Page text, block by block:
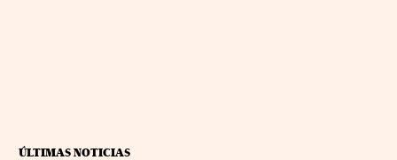
ÚLTIMAS NOTICIAS